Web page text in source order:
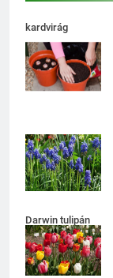
kardvirág
ültetése
Darwin tulipán